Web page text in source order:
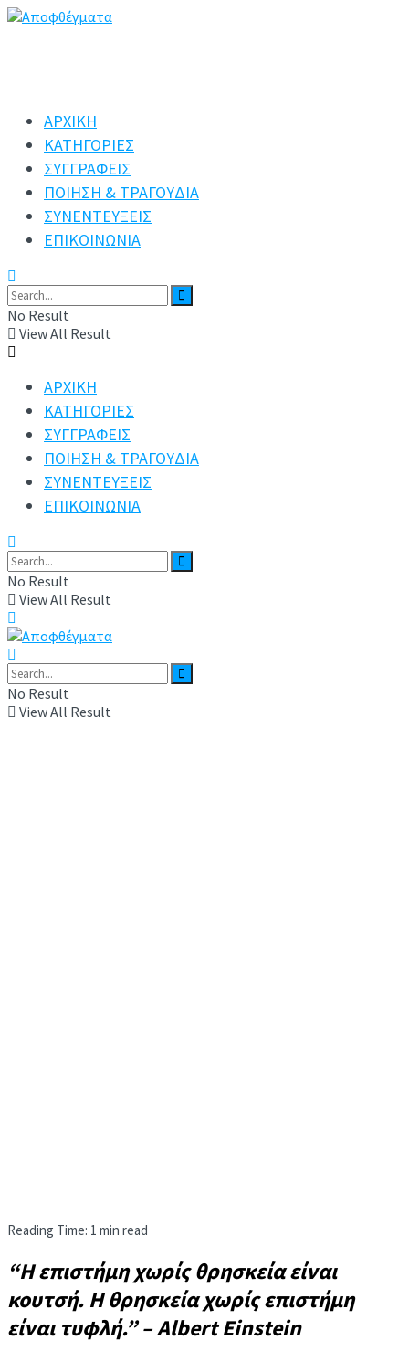
ΑΡΧΙΚΗ
ΚΑΤΗΓΟΡΙΕΣ
ΣΥΓΓΡΑΦΕΙΣ
ΠΟΙΗΣΗ & ΤΡΑΓΟΥΔΙΑ
ΣΥΝΕΝΤΕΥΞΕΙΣ
ΕΠΙΚΟΙΝΩΝΙΑ
No Result
View All Result
ΑΡΧΙΚΗ
ΚΑΤΗΓΟΡΙΕΣ
ΣΥΓΓΡΑΦΕΙΣ
ΠΟΙΗΣΗ & ΤΡΑΓΟΥΔΙΑ
ΣΥΝΕΝΤΕΥΞΕΙΣ
ΕΠΙΚΟΙΝΩΝΙΑ
No Result
View All Result
No Result
View All Result
Reading Time: 1 min read
“Η επιστήμη χωρίς θρησκεία είναι
κουτσή. Η θρησκεία χωρίς επιστήμη
είναι τυφλή.” – Albert Einstein